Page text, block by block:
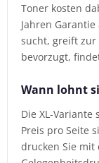
Toner kosten
Jahren
sucht, greift zur
bevorzugt,
Wann lohnt
Die XL-Variante
Preis pro Seite
drucken Sie mit